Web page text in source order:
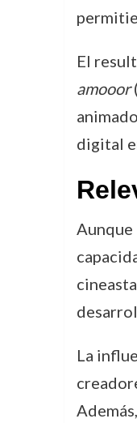
El
amooor
digital
Aunque
La